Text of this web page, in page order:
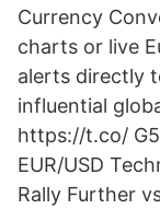
Currency
charts or live
alerts directly
influential
https://t.co/
EUR/USD
Rally Further